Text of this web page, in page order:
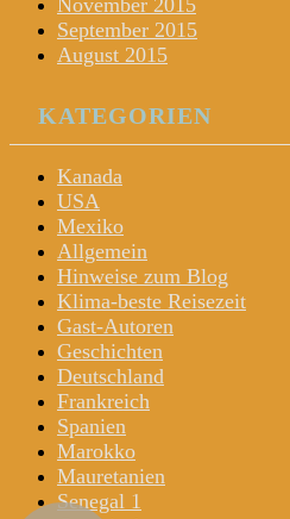
September 2015
August 2015
KATEGORIEN
Kanada
USA
Mexiko
Allgemein
Hinweise zum Blog
Klima-beste Reisezeit
Gast-Autoren
Geschichten
Deutschland
Frankreich
Spanien
Marokko
Mauretanien
Senegal 1